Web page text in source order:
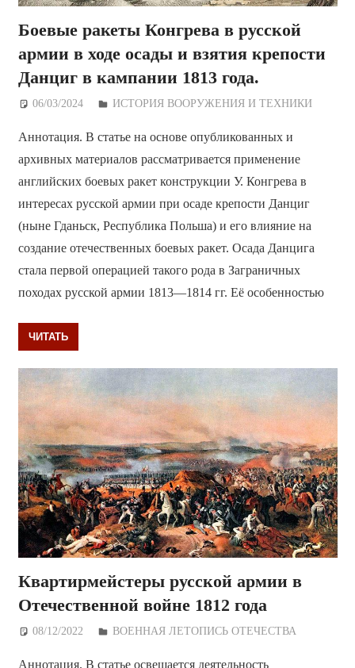
Боевые ракеты Конгрева в русской
армии в ходе осады и взятия крепости
Данциг в кампании 1813 года.
06/03/2024 Дежурный по Редакции
ИСТОРИЯ ВООРУЖЕНИЯ И ТЕХНИКИ
Аннотация. В статье на основе опубликованных и
архивных материалов рассматривается применение
английских боевых ракет конструкции У. Конгрева в
интересах русской армии при осаде крепости Данциг
(ныне Гданьск, Республика Польша) и его влияние на
создание отечественных боевых ракет. Осада Данцига
стала первой операцией такого рода в Заграничных
походах русской армии 1813—1814 гг. Её особенностью
ЧИТАТЬ
Квартирмейстеры русской армии в
Отечественной войне 1812 года
08/12/2022 Дежурный по Редакции
ВОЕННАЯ ЛЕТОПИСЬ ОТЕЧЕСТВА
Аннотация. В статье освещается деятельность